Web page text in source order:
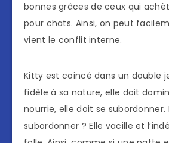
bonnes grâces de ceux qui
pour chats. Ainsi, on peut
vient le conflit interne.
Kitty est coincé dans un double
fidèle à sa nature, elle doit
nourrie, elle doit se subordonner.
subordonner ? Elle vacille et